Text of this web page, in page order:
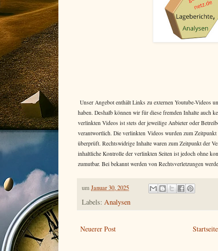
Unser Angebot enthält Links zu externen Youtube-Videos
haben. Deshalb können wir für diese fremden Inhalte auch
verlinkten Videos ist stets der jeweilige Anbieter oder
verantwortlich. Die verlinkten Videos wurden zum
überprüft. Rechtswidrige Inhalte waren zum Zeitpunkt der
inhaltliche Kontrolle der verlinkten Seiten ist jedoch ohne
zumutbar. Bei bekannt werden von Rechtsverletzungen
umJanuar 30, 2025
Labels: Analysen
Neuerer Post Startseite